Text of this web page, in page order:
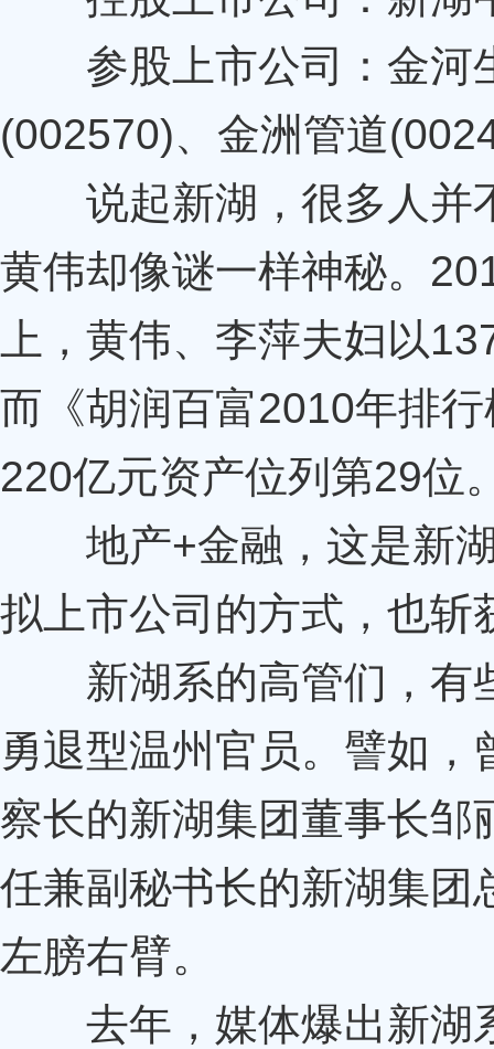
参股上市公司：金河
(002570)、金洲管道
说起新湖，很多人并
黄伟却像谜一样神秘。
上，黄伟、李萍夫妇以
而《胡润百富2010年排
220亿元资产位列第29位
地产+金融，这是新湖
拟上市公司的方式，也斩
新湖系的高管们，有
勇退型温州官员。譬如
察长的新湖集团董事长邹
任兼副秘书长的新湖集团
左膀右臂。
去年，媒体爆出新湖